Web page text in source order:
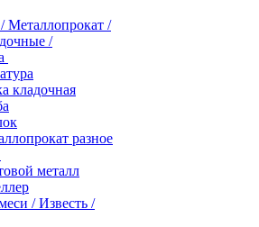
Металлопрокат /
/
кладочная
разное
металл
/ Известь /